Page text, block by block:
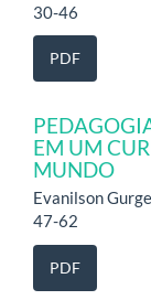
30-46
PDF
EM UM
MUNDO
Evanilson
47-62
PDF